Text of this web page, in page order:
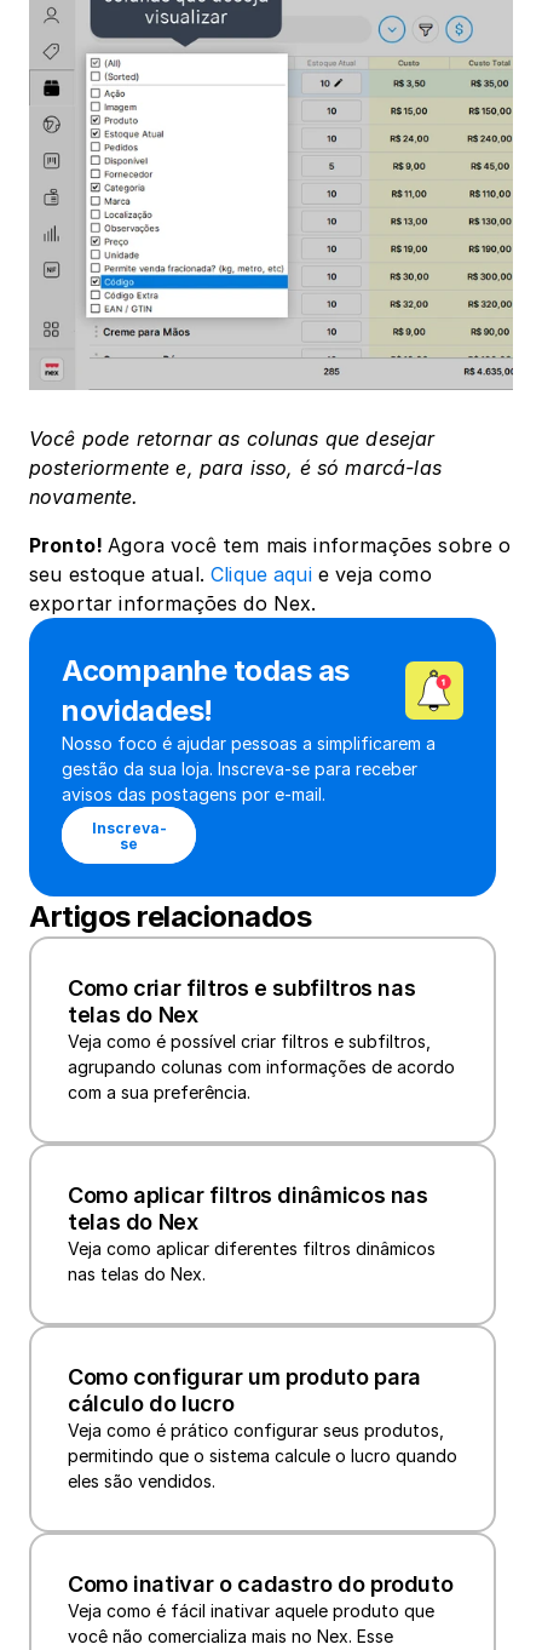
Você pode retornar as colunas que desejar
posteriormente e, para isso, é só marcá-las
novamente.
Pronto! Agora você tem mais informações sobre o
seu estoque atual. Clique aqui e veja como
exportar informações do Nex.
Acompanhe todas as
novidades!
Nosso foco é ajudar pessoas a simplificarem a
gestão da sua loja. Inscreva-se para receber
avisos das postagens por e-mail.
Inscreva-
se
Artigos relacionados
Como criar filtros e subfiltros nas
telas do Nex
Veja como é possível criar filtros e subfiltros,
agrupando colunas com informações de acordo
com a sua preferência.
Como aplicar filtros dinâmicos nas
telas do Nex
Veja como aplicar diferentes filtros dinâmicos
nas telas do Nex.
Como configurar um produto para
cálculo do lucro
Veja como é prático configurar seus produtos,
permitindo que o sistema calcule o lucro quando
eles são vendidos.
Como inativar o cadastro do produto
Veja como é fácil inativar aquele produto que
você não comercializa mais no Nex. Esse